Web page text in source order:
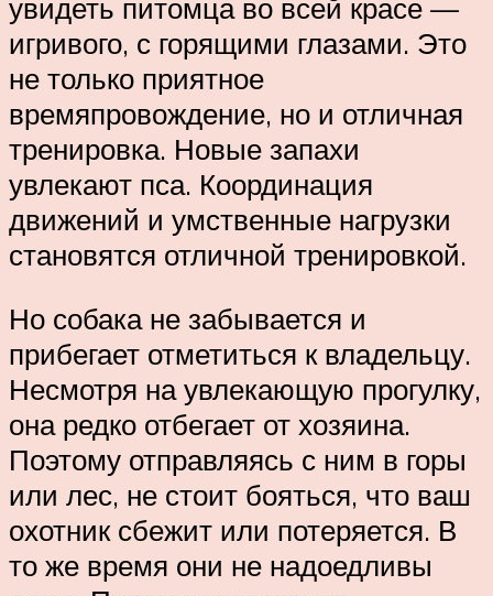
увидеть питомца во всей красе —
игривого, с горящими глазами. Это
не только приятное
времяпровождение, но и отличная
тренировка. Новые запахи
увлекают пса. Координация
движений и умственные нагрузки
становятся отличной тренировкой.
Но собака не забывается и
прибегает отметиться к владельцу.
Несмотря на увлекающую прогулку,
она редко отбегает от хозяина.
Поэтому отправляясь с ним в горы
или лес, не стоит бояться, что ваш
охотник сбежит или потеряется. В
то же время они не надоедливы